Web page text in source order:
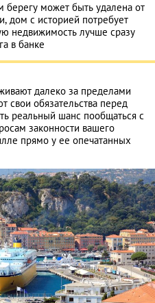
берегу может быть удалена от
дом с историей потребует
недвижимость лучше сразу
в банке
далеко за пределами
свои обязательства перед
реальный шанс пообщаться с
законности вашего
прямо у ее опечатанных